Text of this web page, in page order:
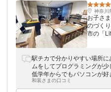
神奈川
お子さ
のづく
市の「
プリン
お子さ
の」を
徒歩約
気軽に
駅チカで分かりやすい場所
ムをしてプログラミングが
低学年からでもパソコンが
うです。良い体験が出来まし
和装さまの口コミ